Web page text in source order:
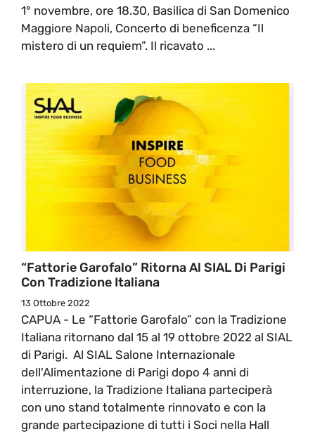
1° novembre, ore 18.30, Basilica di San Domenico
Maggiore Napoli, Concerto di beneficenza “Il
mistero di un requiem”. Il ricavato ...
“Fattorie Garofalo” Ritorna Al SIAL Di Parigi
Con Tradizione Italiana
13 Ottobre 2022
CAPUA - Le “Fattorie Garofalo” con la Tradizione
Italiana ritornano dal 15 al 19 ottobre 2022 al SIAL
di Parigi. Al SIAL Salone Internazionale
dell'Alimentazione di Parigi dopo 4 anni di
interruzione, la Tradizione Italiana parteciperà
con uno stand totalmente rinnovato e con la
grande partecipazione di tutti i Soci nella Hall